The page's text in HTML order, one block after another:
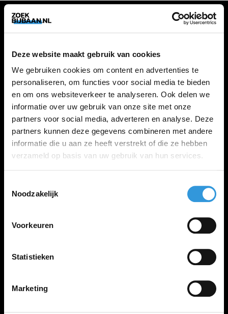
Deze website maakt gebruik van cookies
We gebruiken cookies om content en advertenties te
personaliseren, om functies voor social media te bieden
en om ons websiteverkeer te analyseren. Ook delen we
informatie over uw gebruik van onze site met onze
partners voor social media, adverteren en analyse. Deze
partners kunnen deze gegevens combineren met andere
informatie die u aan ze heeft verstrekt of die ze hebben
verzameld op basis van uw gebruik van hun services.
Noodzakelijk
Voorkeuren
Statistieken
Marketing
ZOEKBIJBAAN
FAQ
Kennis maken met MELON
VACATURES
Alle vacatures